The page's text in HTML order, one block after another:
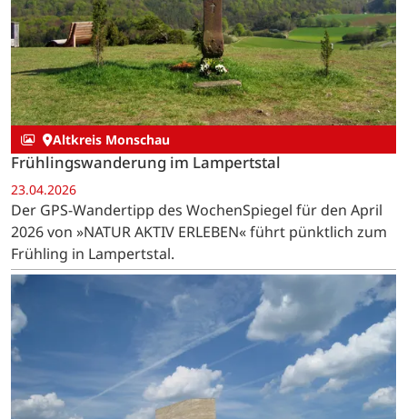
Altkreis Monschau
Frühlingswanderung im Lampertstal
23.04.2026
Der GPS-Wandertipp des WochenSpiegel für den April
2026 von »NATUR AKTIV ERLEBEN« führt pünktlich zum
Frühling in Lampertstal.